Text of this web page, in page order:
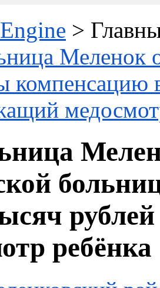
>
Меленок
компенсацию
ребёнка